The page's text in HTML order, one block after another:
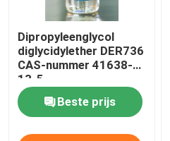
Dipropyleenglycol
diglycidylether DER736
CAS-nummer 41638-
13-5
Beste prijs